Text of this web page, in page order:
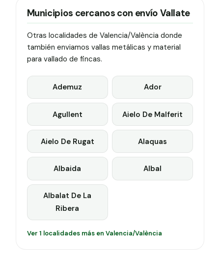
Municipios cercanos con envío Vallate
Otras localidades de Valencia/València donde
también enviamos vallas metálicas y material
para vallado de fincas.
Ademuz Ador
Agullent Aielo De Malferit
Aielo De Rugat Alaquas
Albaida Albal
Albalat De La
Ribera
Ver 1 localidades más en Valencia/València